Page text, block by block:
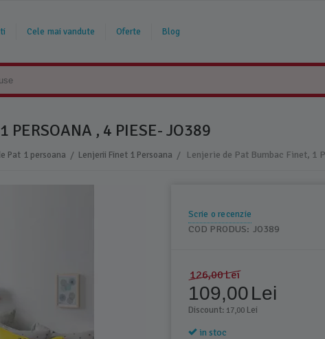
Cele mai vandute Oferte Blog
PERSOANA , 4 PIESE- JO389
Pat 1 persoana / Lenjerii Finet 1 Persoana /
Scrie o recenzie
COD PRODUS: JO389
126,00Lei
109,00Lei
Discount: 17,00 Lei
in stoc